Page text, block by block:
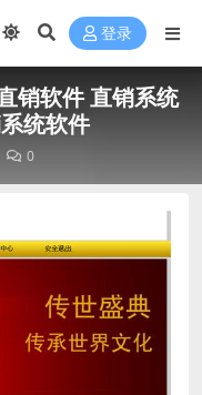
登录
销软件 直销系统
统软件
0